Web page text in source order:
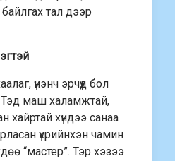
тал дээр
үнэнч эрчүүд бол
Тэд маш халамжтай,
хайртай хүндээ санаа
үхрийнхэн чамин
“мастер”. Тэр хэзээ